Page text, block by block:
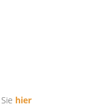
hier